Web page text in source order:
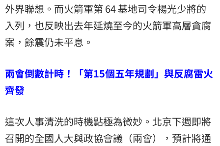
外界聯想。而火箭軍第 64 基地司令楊光少將的
入列，也反映出去年延燒至今的火箭軍高層貪腐
案，餘震仍未平息。
兩會倒數計時！「第15個五年規劃」與反腐雷火
齊發
這次人事清洗的時機點極為微妙。北京下週即將
召開的全國人大與政協會議（兩會），預計將通